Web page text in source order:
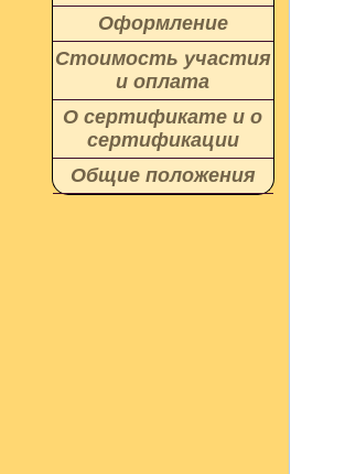
Оформление
Стоимость участия
и оплата
О сертификате и о
сертификации
Общие положения